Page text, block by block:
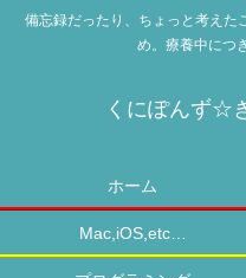
備忘録だったり、ちょっと考えた
め。療養中につ
くにぽんず☆
ホーム
Mac,iOS,etc…